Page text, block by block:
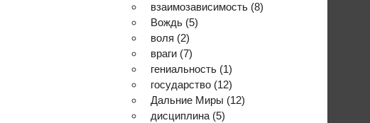
взаимозависимость (8)
Вождь (5)
воля (2)
враги (7)
гениальность (1)
государство (12)
Дальние Миры (12)
дисциплина (5)